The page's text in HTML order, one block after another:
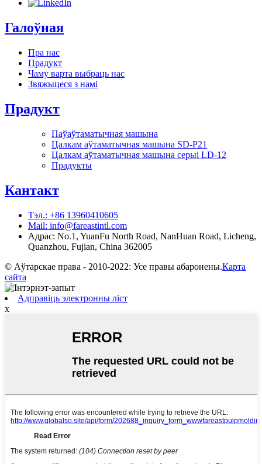
Галоўная
Пра нас
Прадукт
Чаму варта выбраць нас
Звяжыцеся з намі
Прадукт
Паўаўтаматычная машына
Цалкам аўтаматычная машына SD-P21
Цалкам аўтаматычная машына серыі LD-12
Прадукты
Кантакт
Тэл.: +86 13960410605
Mail: info@fareastintl.com
Адрас: No.1, YuanFu North Road, NanHuan Road, Licheng,
Quanzhou, Fujian, China 362005
© Аўтарскае права - 2010-2022: Усе правы абаронены.Карта
сайта
Адправіць электронны ліст
x